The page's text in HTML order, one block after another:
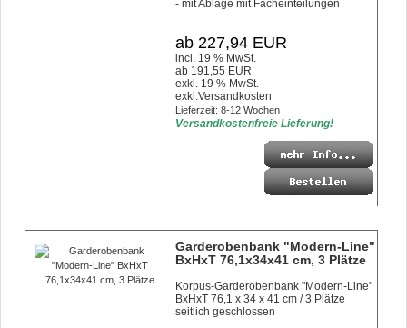
- mit Ablage mit Facheinteilungen
ab 227,94 EUR
incl. 19 % MwSt.
ab 191,55 EUR
exkl. 19 % MwSt.
exkl.Versandkosten
Lieferzeit: 8-12 Wochen
Versandkostenfreie Lieferung!
Garderobenbank "Modern-Line"
BxHxT 76,1x34x41 cm, 3 Plätze
Korpus-Garderobenbank "Modern-Line"
BxHxT 76,1 x 34 x 41 cm / 3 Plätze
seitlich geschlossen